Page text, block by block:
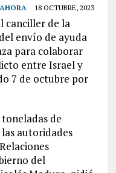
18 OCTUBRE, 2023
canciller de la
envío de ayuda
para colaborar
entre Israel y
7 de octubre por
de
autoridades
del